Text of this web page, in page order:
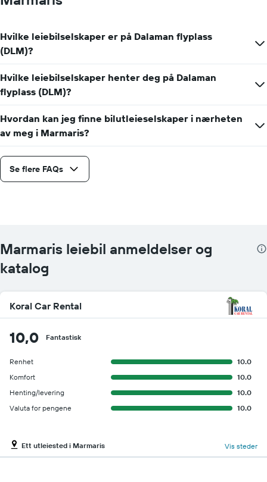
Hvilke leiebilselskaper er på Dalaman flyplass
(DLM)?
Hvilke leiebilselskaper henter deg på Dalaman
flyplass (DLM)?
Hvordan kan jeg finne bilutleieselskaper i nærheten
av meg i Marmaris?
Se flere FAQs
Marmaris leiebil anmeldelser og
katalog
Koral Car Rental
10,0 Fantastisk
Renhet
10.0
Komfort
10.0
Henting/levering
10.0
Valuta for pengene
10.0
Ett utleiested i Marmaris Vis steder